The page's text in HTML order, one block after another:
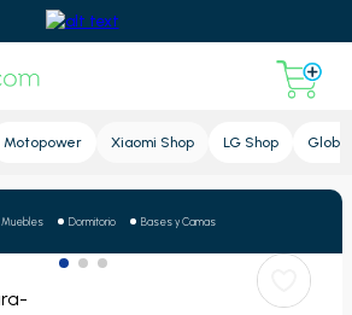
Motopower Xiaomi Shop LG Shop Global
Muebles Dormitorio Bases y Camas